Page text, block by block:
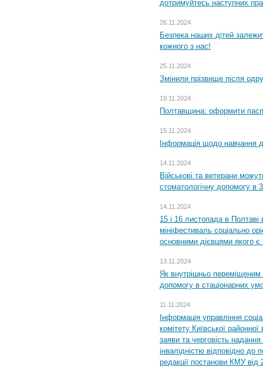
дотримуйтесь наступних
26.11.2024
Безпека наших дітей
кожного з нас!
25.11.2024
Змінили прізвище після
19.11.2024
Полтавщина: оформити
15.11.2024
Інформація щодо навчання
14.11.2024
Військові та ветерани
стоматологічну допомогу в
14.11.2024
15 і 16 листопада в
мініфестиваль соціально
основними дієвцями якого є
13.11.2024
Як внутрішньо переміщеним
допомогу в стаціонарних
11.11.2024
Інформація управління
комітету Київської
заяви та черговість надання
інвалідністю відповідно
редакції постанови КМУ